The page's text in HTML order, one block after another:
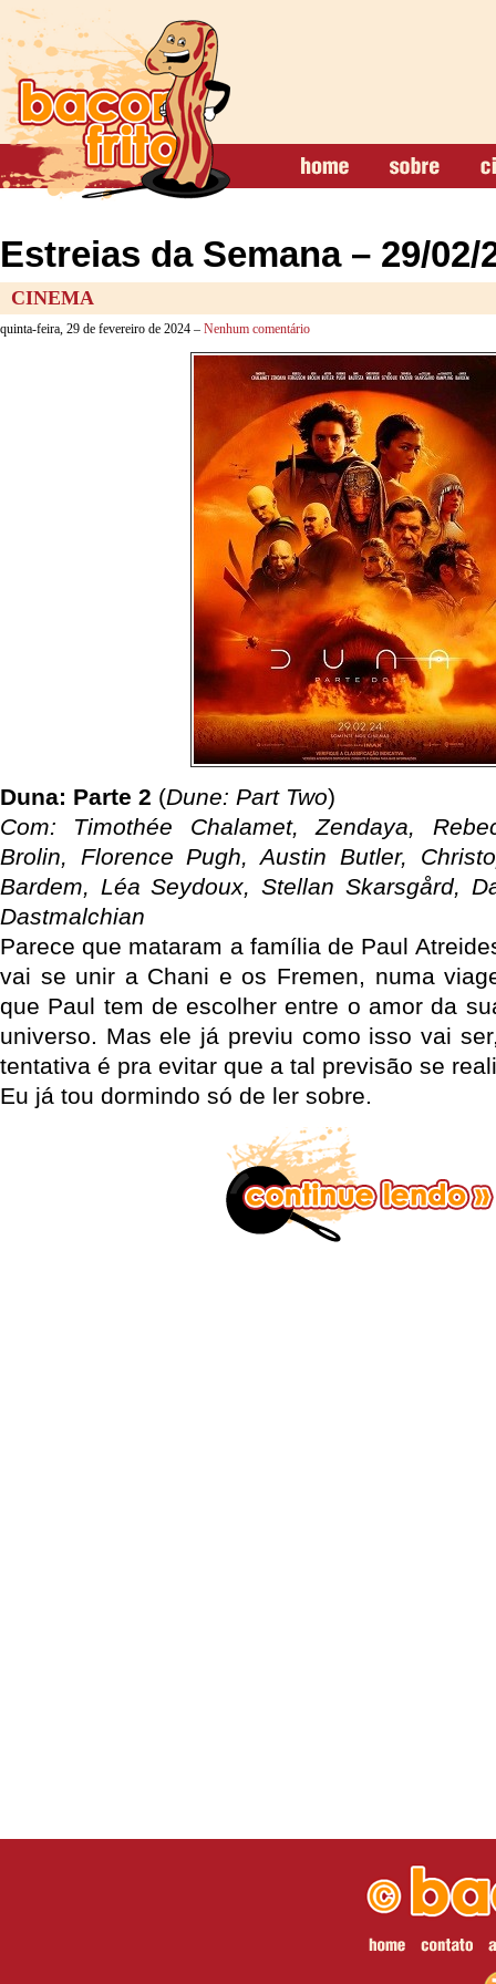
Estreias da Semana – 29/02/
CINEMA
quinta-feira, 29 de fevereiro de 2024 – Nenhum comentário
Duna: Parte 2 (Dune: Part Two)
Com: Timothée Chalamet, Zendaya,
Brolin, Florence Pugh, Austin Butler,
Bardem, Léa Seydoux, Stellan Skarsgård,
Dastmalchian
Parece que mataram a família de Paul
vai se unir a Chani e os Fremen, numa
que Paul tem de escolher entre o amor da
universo. Mas ele já previu como isso vai
tentativa é pra evitar que a tal previsão se
Eu já tou dormindo só de ler sobre.